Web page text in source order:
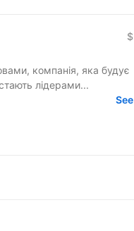
$
компанія, яка будує
лідерами...
See
in Europe